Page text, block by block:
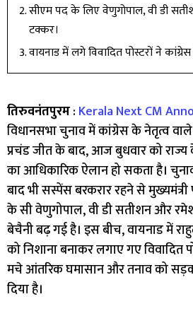
सीएम पद के लिए वेणुगोपाल, वी डी
टक्कर।
वायनाड में लगे विवादित पोस्टरों ने
तिरुवनंतपुरम: Kerala Next CM
विधानसभा चुनाव में कांग्रेस के नेतृत्व
प्रचंड जीत के बाद, आज बुधवार को
का आधिकारिक ऐलान हो सकता है।
बाद भी सस्पेंस बरकरार रहने से मुख्यमंत्री
के सी वेणुगोपाल, वी डी सतीशन और
बेचैनी बढ़ गई है। इस बीच, वायनाड में
को निशाना बनाकर लगाए गए विवादित
मचे आंतरिक घमासान और तनाव को
दिया है।